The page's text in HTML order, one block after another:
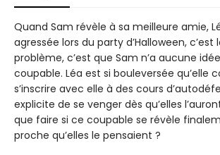
Quand Sam révèle à sa meilleure amie,
agressée lors du party d’Halloween, c’est
problème, c’est que Sam n’a aucune
coupable. Léa est si bouleversée qu’elle
s’inscrire avec elle à des cours
explicite de se venger dès qu’elles
que faire si ce coupable se révèle
proche qu’elles le pensaient ?